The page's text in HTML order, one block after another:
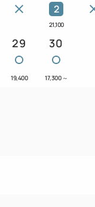
メトロポリタン・
について＞
2
21,100
29
19,400
30
17,300 ～